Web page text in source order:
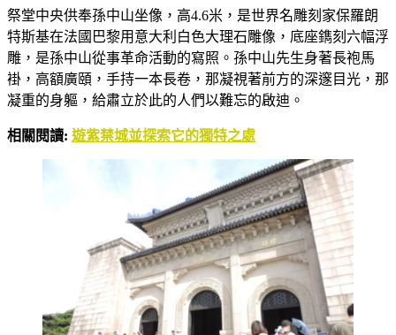
祭堂中央供奉孫中山坐像，高4.6米，是世界名雕刻家保羅朗
特斯基在法國巴黎用意大利白色大理石雕像，底座鐫刻六幅浮
雕，是孫中山從事革命活動的寫照。孫中山先生身著長袍馬
褂，高額廣頤，手持一本長卷，那凝視著前方的深邃目光，那
凝重的身軀，給肅立於此的人們以難忘的啟迪。
相關閱讀: 遊紫禁城並探索它的獨特之處